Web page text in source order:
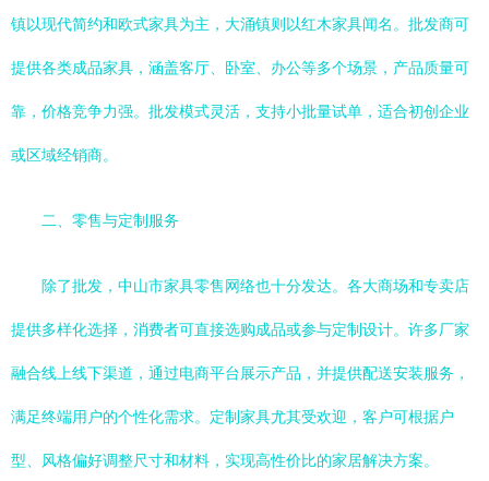
镇以现代简约和欧式家具为主，大涌镇则以红木家具闻名。批发商可
提供各类成品家具，涵盖客厅、卧室、办公等多个场景，产品质量可
靠，价格竞争力强。批发模式灵活，支持小批量试单，适合初创企业
或区域经销商。
二、零售与定制服务
除了批发，中山市家具零售网络也十分发达。各大商场和专卖店
提供多样化选择，消费者可直接选购成品或参与定制设计。许多厂家
融合线上线下渠道，通过电商平台展示产品，并提供配送安装服务，
满足终端用户的个性化需求。定制家具尤其受欢迎，客户可根据户
型、风格偏好调整尺寸和材料，实现高性价比的家居解决方案。